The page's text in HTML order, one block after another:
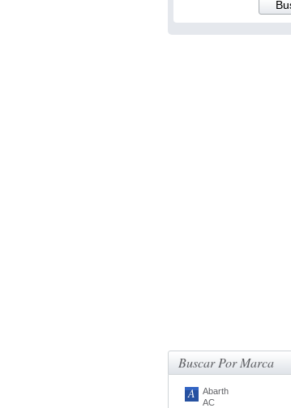
Buscar Por Marca
A
Abarth
AC